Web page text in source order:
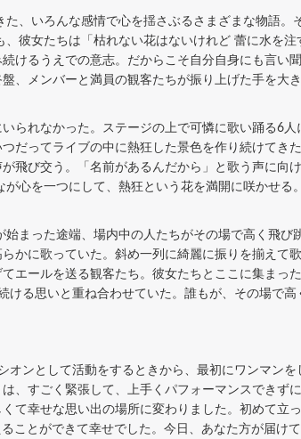
、いろんな感情で心を揺さぶるさまざまな物語。
彼女たちは「枯れない花はないけれど 蕾に水を注
けるうえでの意志。だからこそ自分自身にも言い
、メンバーと満員の観客たちが振り上げた手を大
れなかった。ステージの上で可憐に歌い踊る6人
だってライブの中に熱狂した景色を作り続けてき
飛び交う。「名前があるんだから」と歌う声に向
心を一つにして、熱狂という花を満開に咲かせる
まった途端、場内中の人たちがその場で高く飛び
かに歌っていた。斜め一列に綺麗に振りを揃えて
エールを送る観客たち。彼女たちとここに集まっ
る思いと重ね合わせていた。誰もが、その場で高
ンとして活動をするときから、最初にワンマンを
、すごく緊張して、上手くパフォーマンスできず
て幸せな思い出の場所に変わりました。初めて立
ことができて幸せでした。今日、あなた方が届け